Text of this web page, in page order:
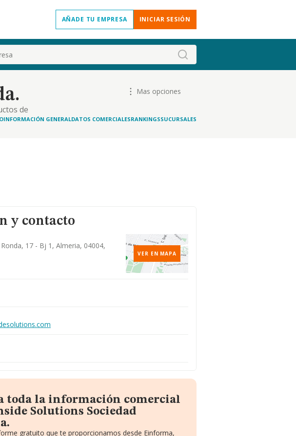
AÑADE TU EMPRESA INICIAR SESIÓN
de
tanto
Mas opciones
INFORMACIÓN GENERALDATOS COMERCIALESRANKINGSSUCURSALES
y contacto
17 - Bj 1, Almeria, 04004,
VER EN MAPA
toda la información comercial
Solutions Sociedad
gratuito que te proporcionamos desde Einforma,